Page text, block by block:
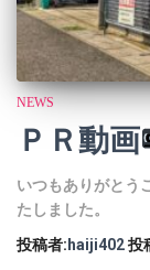
NEWS
ＰＲ動画
いつもありがとう
たしました。
投稿者: haiji402投